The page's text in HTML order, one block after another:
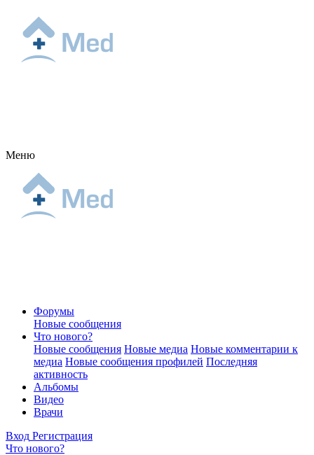
Меню
Форумы
Новые сообщения
Что нового?
Новые сообщения Новые медиа Новые комментарии к
медиа Новые сообщения профилей Последняя
активность
Альбомы
Видео
Врачи
Вход Регистрация
Что нового?